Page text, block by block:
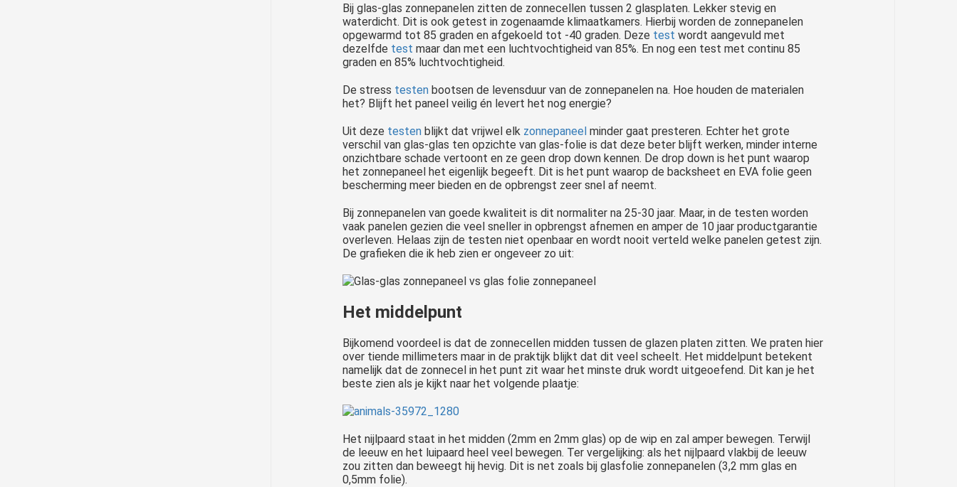
Bij glas-glas zonnepanelen zitten de zonnecellen tussen 2 glasplaten. Lekker stevig en
waterdicht. Dit is ook getest in zogenaamde klimaatkamers. Hierbij worden de zonnepanelen
opgewarmd tot 85 graden en afgekoeld tot -40 graden. Deze test wordt aangevuld met
dezelfde test maar dan met een luchtvochtigheid van 85%. En nog een test met continu 85
graden en 85% luchtvochtigheid.
De stress testenbootsen de levensduur van de zonnepanelen na. Hoe houden de materialen
het? Blijft het paneel veilig én levert het nog energie?
Uit deze testenblijkt dat vrijwel elk zonnepaneelminder gaat presteren. Echter het grote
verschil van glas-glas ten opzichte van glas-folie is dat deze beter blijft werken, minder interne
onzichtbare schade vertoont en ze geen drop down kennen. De drop down is het punt waarop
het zonnepaneel het eigenlijk begeeft. Dit is het punt waarop de backsheet en EVA folie geen
bescherming meer bieden en de opbrengst zeer snel af neemt.
Bij zonnepanelen van goede kwaliteit is dit normaliter na 25-30 jaar. Maar, in de testen worden
vaak panelen gezien die veel sneller in opbrengst afnemen en amper de 10 jaar productgarantie
overleven. Helaas zijn de testen niet openbaar en wordt nooit verteld welke panelen getest zijn.
De grafieken die ik heb zien er ongeveer zo uit:
Het middelpunt
Bijkomend voordeel is dat de zonnecellen midden tussen de glazen platen zitten. We praten hier
over tiende millimeters maar in de praktijk blijkt dat dit veel scheelt. Het middelpunt betekent
namelijk dat de zonnecel in het punt zit waar het minste druk wordt uitgeoefend. Dit kan je het
beste zien als je kijkt naar het volgende plaatje:
Het nijlpaard staat in het midden (2mm en 2mm glas) op de wip en zal amper bewegen. Terwijl
de leeuw en het luipaard heel veel bewegen. Ter vergelijking: als het nijlpaard vlakbij de leeuw
zou zitten dan beweegt hij hevig. Dit is net zoals bij glasfolie zonnepanelen (3,2 mm glas en
0,5mm folie).